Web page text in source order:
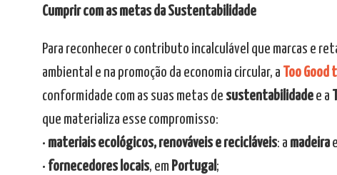
Cumprir com as metas da Sustentabilidade
Para reconhecer o contributo incalculável que marcas e
ambiental e na promoção da economia circular, a
Too Good
conformidade com as suas metas de sustentabilidadee a
que materializa esse compromisso:
• materiais ecológicos, renováveis e recicláveis: a madeira
• fornecedores locais, em Portugal ;